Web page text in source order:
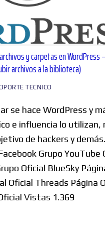
y carpetas en WordPress –
archivos a la biblioteca)
TECNICO
se hace WordPress y
e influencia lo utilizan,
de hackers y
Grupo YouTube
Oficial BlueSky
Oficial Threads Página
Vistas 1.369